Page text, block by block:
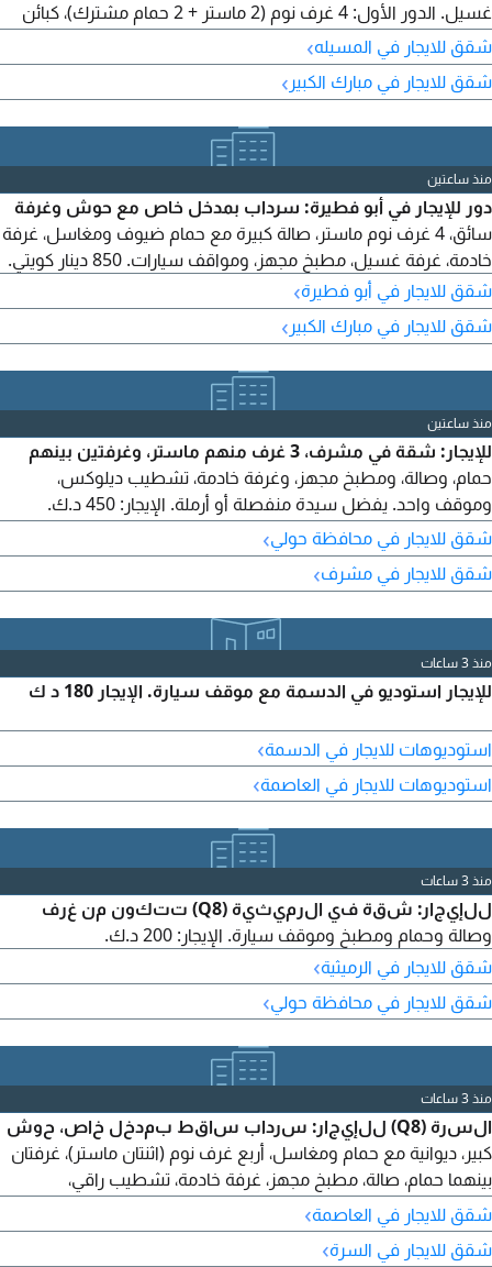
غسيل. الدور الأول: 4 غرف نوم (2 ماستر + 2 حمام مشترك)، كبائن
بالطوف لجميع الغرف، صالة، ومطبخ تحضيري أمريكي. السطح: غرف
وحمام. الإيجار: 1600 د.ك. عمولة المكتب. للاستفسار يرجى التواصل
مع المكتب. الدولة: الكويت، Q8.
شقق للايجار في المسيله›
شقق للايجار في مبارك الكبير ›
منذ ساعتين
دور للإيجار في أبو فطيرة: سرداب بمدخل خاص مع حوش وغرفة
سائق، 4 غرف نوم ماستر، صالة كبيرة مع حمام ضيوف ومغاسل، غرفة
خادمة، غرفة غسيل، مطبخ مجهز، ومواقف سيارات. 850 دينار كويتي.
شقق للايجار في أبو فطيرة›
شقق للايجار في مبارك الكبير ›
منذ ساعتين
للإيجار: شقة في مشرف، 3 غرف منهم ماستر، وغرفتين بينهم
حمام، وصالة، ومطبخ مجهز، وغرفة خادمة، تشطيب ديلوكس،
وموقف واحد. يفضل سيدة منفصلة أو أرملة. الإيجار: 450 د.ك.
الدولة: الكويت.
شقق للايجار في محافظة حولي›
شقق للايجار في مشرف›
منذ 3 ساعات
للإيجار استوديو في الدسمة مع موقف سيارة. الإيجار 180 د ك
استوديوهات للايجار في الدسمة›
استوديوهات للايجار في العاصمة›
منذ 3 ساعات
للإيجار: شقة في الرميثية (Q8) تتكون من غرف
وصالة وحمام ومطبخ وموقف سيارة. الإيجار: 200 د.ك.
شقق للايجار في الرميثية›
شقق للايجار في محافظة حولي›
منذ 3 ساعات
السرة (Q8) للإيجار: سرداب ساقط بمدخل خاص، حوش
كبير، ديوانية مع حمام ومغاسل، أربع غرف نوم (اثنتان ماستر)، غرفتان
بينهما حمام، صالة، مطبخ مجهز، غرفة خادمة، تشطيب راقي،
وموقفان مظللان بجانب بعضهما. السعر: 1000 د.ك.
شقق للايجار في العاصمة›
شقق للايجار في السرة›